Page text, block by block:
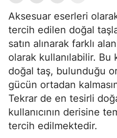
Aksesuar eserleri olarak
tercih edilen doğal
satın alınarak farklı
olarak kullanılabilir. Bu
doğal taş, bulunduğu
gücün ortadan
Tekrar de en tesirli
kullanıcının derisine
tercih edilmektedir.